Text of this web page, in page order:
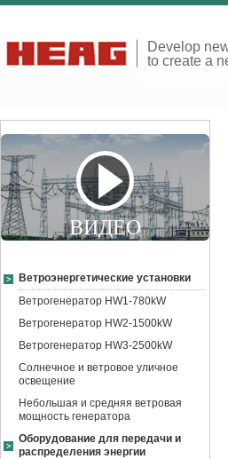
Develop
to create a
ВИДЕО
Ветроэнергетические установки
Ветрогенератор HW1-780kW
Ветрогенератор HW2-1500kW
Ветрогенератор HW3-2500kW
Солнечное и ветровое уличное
освещение
Небольшая и средняя ветровая
мощность генератора
Оборудование для передачи и
распределения энергии